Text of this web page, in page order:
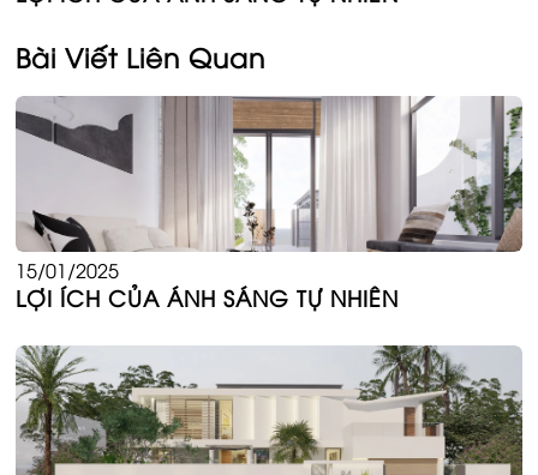
Bài Viết Liên Quan
15/01/2025
LỢI ÍCH CỦA ÁNH SÁNG TỰ NHIÊN